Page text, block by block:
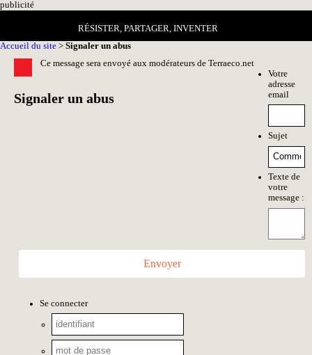
publicité
RÉSISTER, PARTAGER, INVENTER
Accueil du site > Signaler un abus
Ce message sera envoyé aux modérateurs de Terraeco.net
Signaler un abus
Votre
adresse
email
Sujet
Texte de
votre
message :
Envoyer
Se connecter